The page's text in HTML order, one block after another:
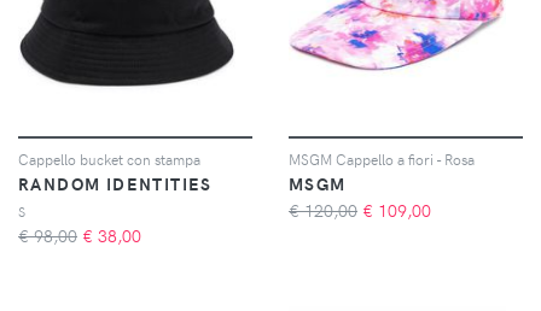
Cappello bucket con stampa
RANDOM IDENTITIES
S
€ 98,00 € 38,00
MSGM Cappello a fiori - Rosa
MSGM
€ 120,00 € 109,00